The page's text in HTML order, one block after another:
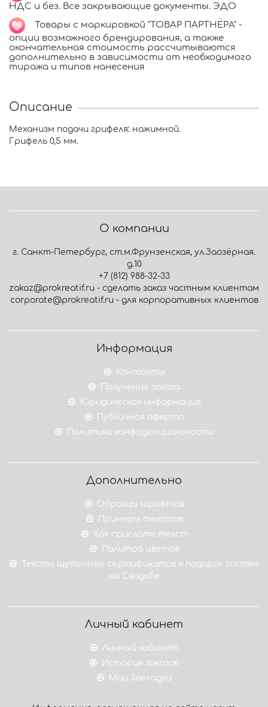
НДС и без. Все закрывающие документы. ЭДО
Товары с маркировкой "ТОВАР ПАРТНЁРА" -
опции возможного брендирования, а также
окончательная стоимость рассчитываются
дополнительно в зависимости от необходимого
тиража и типов нанесения
Описание
Механизм подачи грифеля: нажимной.
Грифель 0,5 мм.
О компании
г. Санкт-Петербург, ст.м.Фрунзенская, ул.Заозёрная.
д.10
+7 (812) 988-32-33
zakaz@prokreatif.ru - сделать заказ частным клиентам
corporate@prokreatif.ru - для корпоративных клиентов
Информация
Контакты
Получение заказа
Юридическая информация
Публичная оферта
Политика конфиденциальности
Дополнительно
Образцы шрифтов
Примеры текстов
Как прислать текст
Палитра цветов
Тексты шуточных сертификатов в подарок гостям
на Свадьбе
Личный кабинет
Личный кабинет
История заказов
Мои Закладки